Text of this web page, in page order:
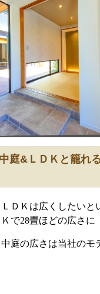
庭&ＬＤＫと籠れ
ＤＫは広くしたいと
で28畳ほどの広さに
庭の広さは当社のモ